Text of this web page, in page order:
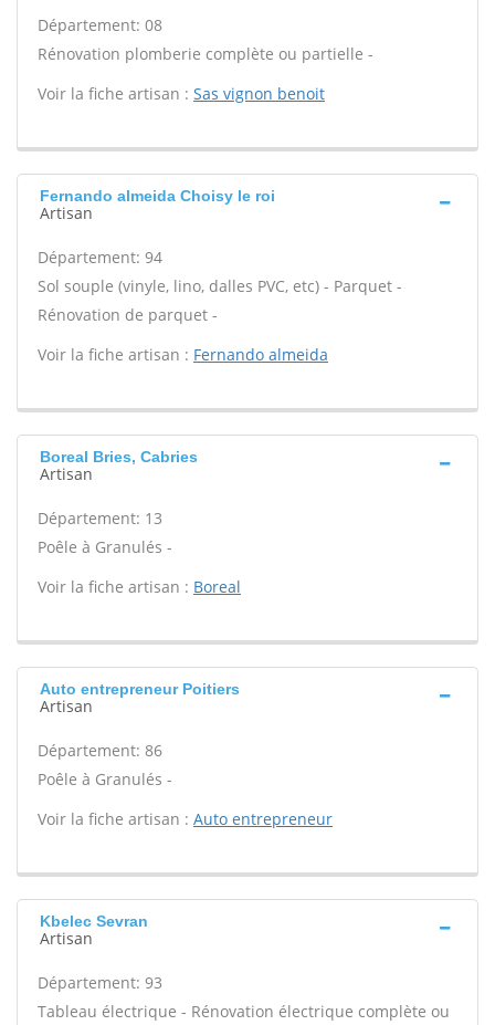
Département: 08
Rénovation plomberie complète ou partielle -
Voir la fiche artisan : Sas vignon benoit
Fernando almeida Choisy le roi
Artisan
Département: 94
Sol souple (vinyle, lino, dalles PVC, etc) - Parquet -
Rénovation de parquet -
Voir la fiche artisan : Fernando almeida
Boreal Bries, Cabries
Artisan
Département: 13
Poêle à Granulés -
Voir la fiche artisan : Boreal
Auto entrepreneur Poitiers
Artisan
Département: 86
Poêle à Granulés -
Voir la fiche artisan : Auto entrepreneur
Kbelec Sevran
Artisan
Département: 93
Tableau électrique - Rénovation électrique complète ou